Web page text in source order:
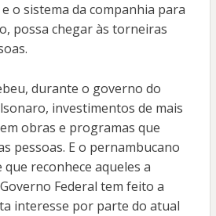
o sistema da companhia para
possa chegar às torneiras
durante o governo do
investimentos de mais
obras e programas que
pessoas. E o pernambucano
reconhece aqueles a
Federal tem feito a
interesse por parte do atual